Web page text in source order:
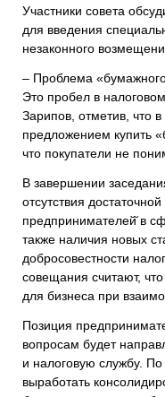
Участники совета
для введения
незаконного
– Проблема
Это пробел в
Зарипов, отметив, что
предложением купить
что покупатели не
В завершении
отсутствия
предпринимателей̆ в
также наличия новых
добросовестности
совещания считают,
для бизнеса при
Позиция
вопросам будет
и налоговую службу.
выработать